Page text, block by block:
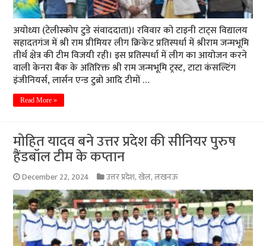
अयोध्या (टेलीस्कोप टुडे संवाददाता)। रविवार को टाइनी टाट्स विद्यालय
सहादतगंज में श्री राम प्रीमियर लीग क्रिकेट प्रतिस्पर्धा में श्रीराम जन्मभूमि
तीर्थ क्षेत्र की टीम विजयी रही। इस प्रतिस्पर्धा में लीग का आयोजन करने
वाली केनरा बैंक के अतिरिक्त श्री राम जन्मभूमि ट्रस्ट, टाटा कंसल्टिंग
इंजीनियर्स, लार्सन एन्ड टुब्रो आदि टीमों …
Read More »
मोहित यादव बने उत्तर प्रदेश की सीनियर पुरुष
हैंडबॉल टीम के कप्तान
December 22, 2024 उत्तर प्रदेश,खेल,लखनऊ